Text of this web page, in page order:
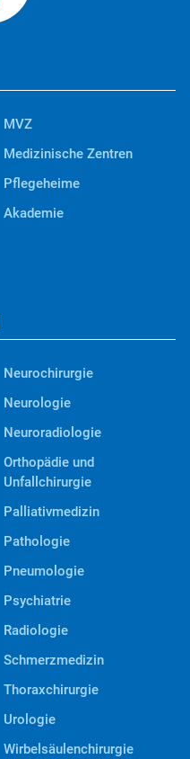
MVZ
Medizinische Zentren
Pflegeheime
Akademie
Neurochirurgie
Neurologie
Neuroradiologie
Orthopädie und
Unfallchirurgie
Palliativmedizin
Pathologie
Pneumologie
Psychiatrie
Radiologie
Schmerzmedizin
Thoraxchirurgie
Urologie
Wirbelsäulenchirurgie